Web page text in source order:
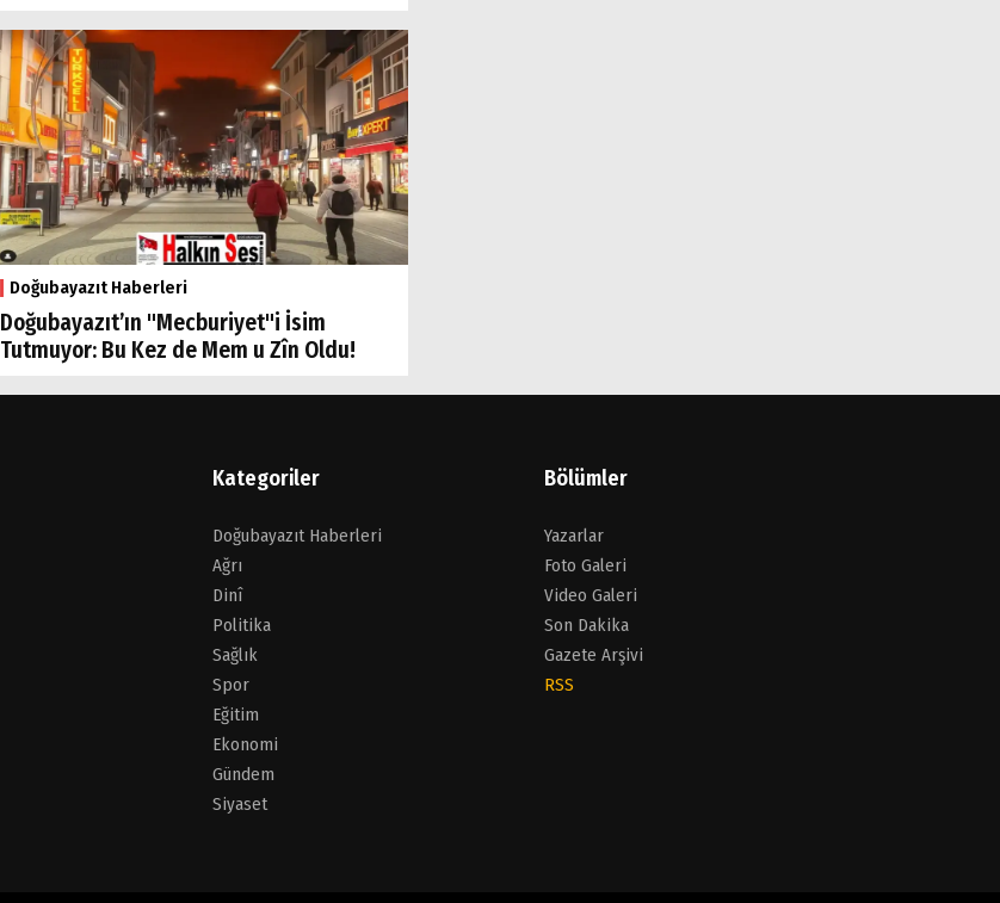
Doğubayazıt Haberleri
Doğubayazıt’ın "Mecburiyet"i İsim
Tutmuyor: Bu Kez de Mem u Zîn Oldu!
Kategoriler
Doğubayazıt Haberleri
Ağrı
Dinî
Politika
Sağlık
Spor
Eğitim
Ekonomi
Gündem
Siyaset
Bölümler
Yazarlar
Foto Galeri
Video Galeri
Son Dakika
Gazete Arşivi
RSS